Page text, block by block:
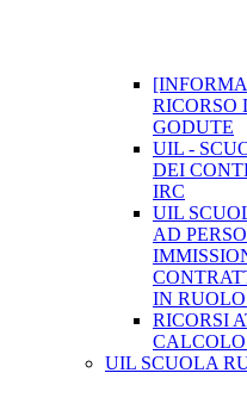
RICORSO
GODUTE
UIL -
DEI
IRC
UIL
AD
IN
RICORSI
UIL SCUOLA